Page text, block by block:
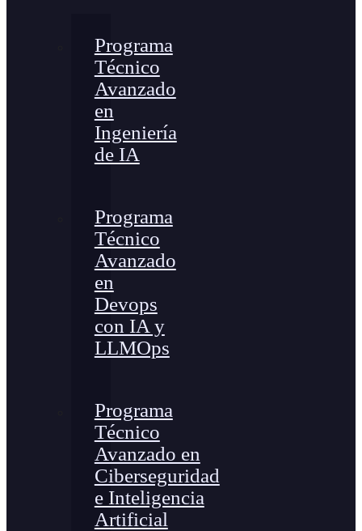
Programa
Técnico
Avanzado
en
Ingeniería
de IA
Programa
Técnico
Avanzado
en
Devops
con IA y
LLMOps
Programa
Técnico
Avanzado en
Ciberseguridad
e Inteligencia
Artificial